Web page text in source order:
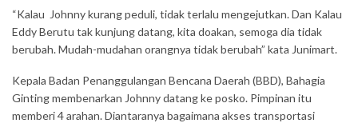
“Kalau Johnny kurang peduli, tidak terlalu mengejutkan. Dan Kalau
Eddy Berutu tak kunjung datang, kita doakan, semoga dia tidak
berubah. Mudah-mudahan orangnya tidak berubah” kata Junimart.
Kepala Badan Penanggulangan Bencana Daerah (BBD), Bahagia
Ginting membenarkan Johnny datang ke posko. Pimpinan itu
memberi 4 arahan. Diantaranya bagaimana akses transportasi